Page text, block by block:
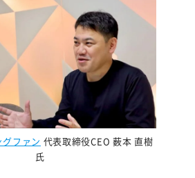
ファン 代表取締役CEO 薮本 直樹
氏